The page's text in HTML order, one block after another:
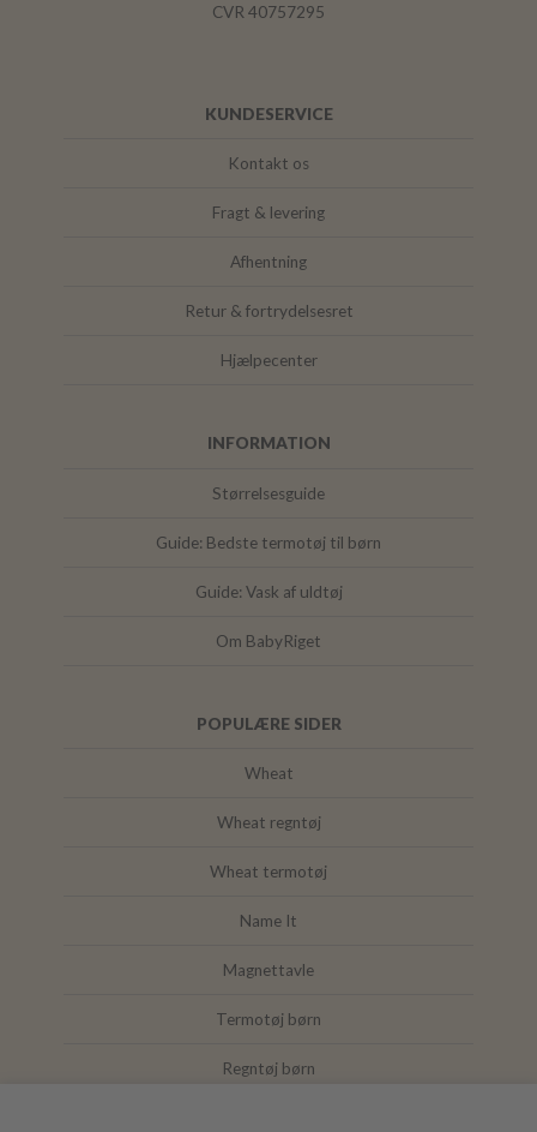
CVR 40757295
KUNDESERVICE
Kontakt os
Fragt & levering
Afhentning
Retur & fortrydelsesret
Hjælpecenter
INFORMATION
Størrelsesguide
Guide: Bedste termotøj til børn
Guide: Vask af uldtøj
Om BabyRiget
POPULÆRE SIDER
Wheat
Wheat regntøj
Wheat termotøj
Name It
Magnettavle
Termotøj børn
Regntøj børn